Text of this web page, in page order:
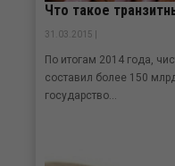
Что такое
31.03.2015 |
По итогам 2014 года,
составил более 150
государство...